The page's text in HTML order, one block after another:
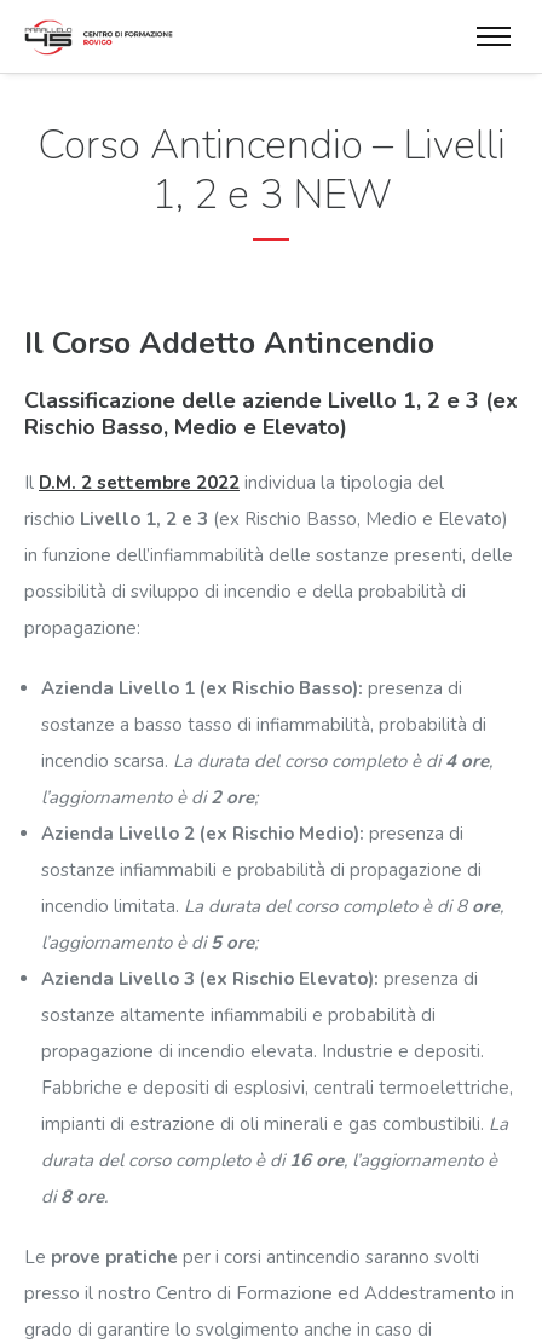
Corso Antincendio – Livelli
1, 2 e 3 NEW
Il Corso Addetto Antincendio
Classificazione delle aziende Livello 1, 2 e 3 (ex
Rischio Basso, Medio e Elevato)
Il D.M. 2 settembre 2022 individua la tipologia del
rischio Livello 1, 2 e 3 (ex Rischio Basso, Medio e Elevato)
in funzione dell’infiammabilità delle sostanze presenti, delle
possibilità di sviluppo di incendio e della probabilità di
propagazione:
Azienda Livello 1 (ex Rischio Basso): presenza di
sostanze a basso tasso di infiammabilità, probabilità di
incendio scarsa. La durata del corso completo è di4 ore,
l’aggiornamento è di2 ore;
Azienda Livello 2 (ex Rischio Medio): presenza di
sostanze infiammabili e probabilità di propagazione di
incendio limitata. La durata del corso completo è di 8ore,
l’aggiornamento è di5 ore;
Azienda Livello 3 (ex Rischio Elevato): presenza di
sostanze altamente infiammabili e probabilità di
propagazione di incendio elevata. Industrie e depositi.
Fabbriche e depositi di esplosivi, centrali termoelettriche,
impianti di estrazione di oli minerali e gas combustibili. La
durata del corso completo è di16 ore, l’aggiornamento è
di8 ore.
Le prove pratiche per i corsi antincendio saranno svolti
presso il nostro Centro di Formazione ed Addestramento in
grado di garantire lo svolgimento anche in caso di